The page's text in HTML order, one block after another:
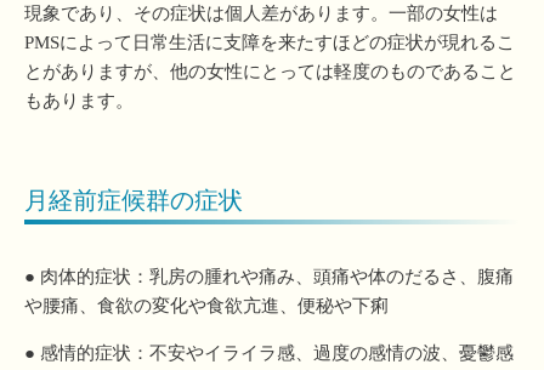
現象であり、その症状は個人差があります。一部の女性は
PMSによって日常生活に支障を来たすほどの症状が現れるこ
とがありますが、他の女性にとっては軽度のものであること
もあります。
月経前症候群の症状
● 肉体的症状：乳房の腫れや痛み、頭痛や体のだるさ、腹痛
や腰痛、食欲の変化や食欲亢進、便秘や下痢
● 感情的症状：不安やイライラ感、過度の感情の波、憂鬱感